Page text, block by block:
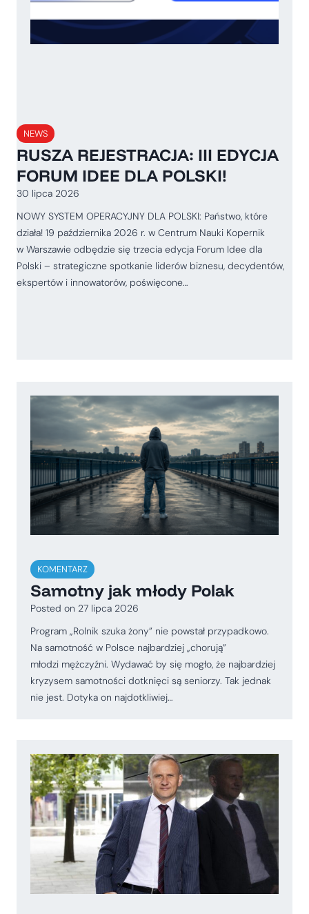
NEWS
RUSZA REJESTRACJA: III EDYCJA
FORUM IDEE DLA POLSKI!
30 lipca 2026
NOWY SYSTEM OPERACYJNY DLA POLSKI: Państwo, które
działa! 19 października 2026 r. w Centrum Nauki Kopernik
w Warszawie odbędzie się trzecia edycja Forum Idee dla
Polski – strategiczne spotkanie liderów biznesu, decydentów,
ekspertów i innowatorów, poświęcone…
KOMENTARZ
Samotny jak młody Polak
Posted on 27 lipca 2026
Program „Rolnik szuka żony” nie powstał przypadkowo.
Na samotność w Polsce najbardziej „chorują”
młodzi mężczyźni. Wydawać by się mogło, że najbardziej
kryzysem samotności dotknięci są seniorzy. Tak jednak
nie jest. Dotyka on najdotkliwiej…